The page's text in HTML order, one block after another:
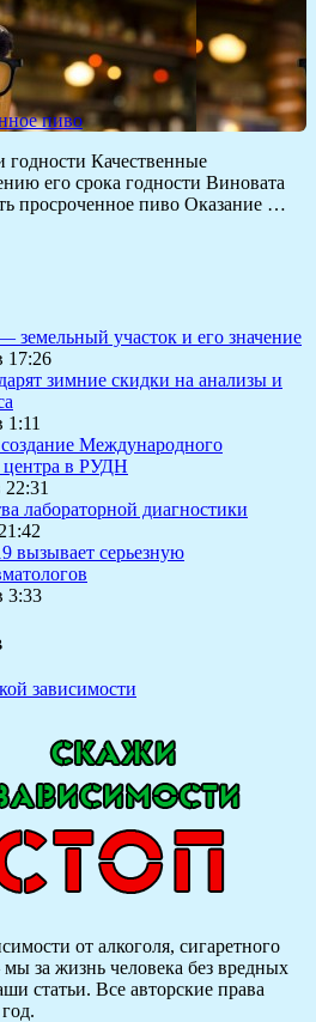
пиво
годности Качественные
его срока годности Виновата
просроченное пиво Оказание …
участок и его значение
17:26
зимние скидки на анализы и
1:11
Международного
центра в РУДН
лабораторной диагностики
вызывает серьезную
3:33
зависимости
от алкоголя, сигаретного
за жизнь человека без вредных
статьи. Все авторские права